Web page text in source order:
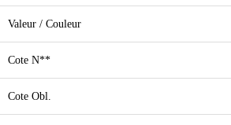
Valeur / Couleur
Cote N**
Cote Obl.